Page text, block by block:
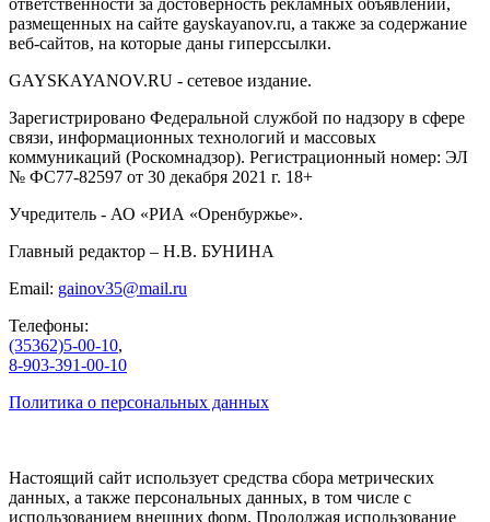
размещенных на сайте gayskayanov.ru, а также за содержание
веб-сайтов, на которые даны гиперссылки.
GAYSKAYANOV.RU - сетевое издание.
Зарегистрировано Федеральной службой по надзору в сфере
связи, информационных технологий и массовых
коммуникаций (Роскомнадзор). Регистрационный номер: ЭЛ
№ ФС77-82597 от 30 декабря 2021 г. 18+
Учредитель - АО «РИА «Оренбуржье».
Главный редактор – Н.В. БУНИНА
Email: gainov35@mail.ru
Телефоны:
(35362)5-00-10,
8-903-391-00-10
Политика о персональных данных
Настоящий сайт использует средства сбора метрических
данных, а также персональных данных, в том числе с
использованием внешних форм. Продолжая использование